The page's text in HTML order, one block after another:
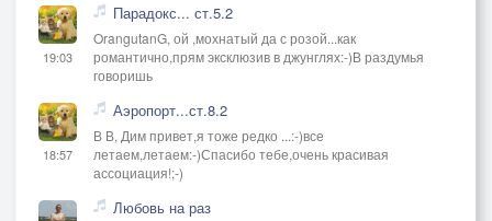
19:03
Парадокс... ст.5.2
OrangutanG, ой ,мохнатый да с розой...как
романтично,прям эксклюзив в джунглях:-)В раздумья
говоришь
18:57
Аэропорт...ст.8.2
В В, Дим привет,я тоже редко ...:-)все
летаем,летаем:-)Спасибо тебе,очень красивая
ассоциация!;-)
Любовь на раз